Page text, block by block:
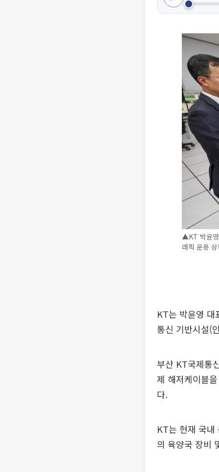
▲KT 박윤영
래픽 운용
KT는 박윤영 대
통신 기반시설(
부산 KT국제통
제 해저케이블
다.
KT는 현재 국내
의 육양국 장비